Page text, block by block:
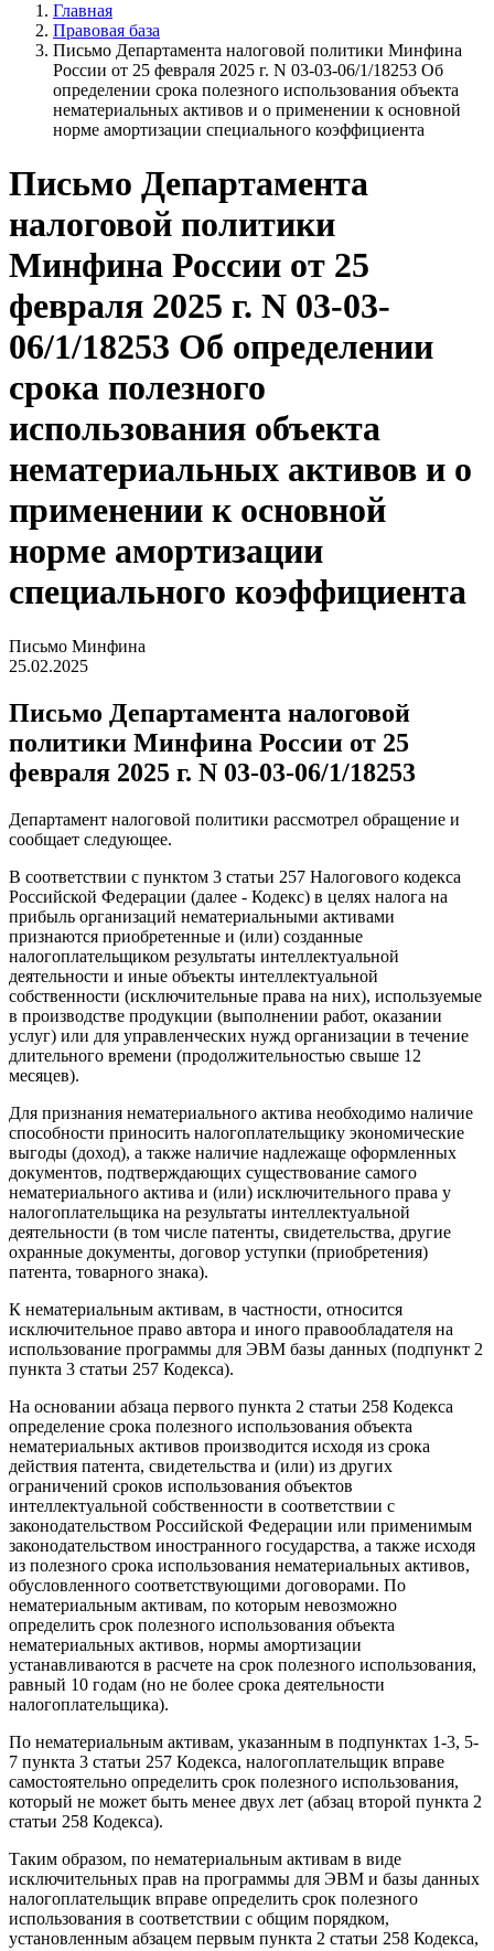
Главная
Правовая база
Письмо Департамента налоговой политики Минфина
России от 25 февраля 2025 г. N 03-03-06/1/18253 Об
определении срока полезного использования объекта
нематериальных активов и о применении к основной
норме амортизации специального коэффициента
Письмо Департамента
налоговой политики
Минфина России от 25
февраля 2025 г. N 03-03-
06/1/18253 Об определении
срока полезного
использования объекта
нематериальных активов и о
применении к основной
норме амортизации
специального коэффициента
Письмо Минфина
25.02.2025
Письмо Департамента налоговой
политики Минфина России от 25
февраля 2025 г. N 03-03-06/1/18253
Департамент налоговой политики рассмотрел обращение и
сообщает следующее.
В соответствии с пунктом 3 статьи 257 Налогового кодекса
Российской Федерации (далее - Кодекс) в целях налога на
прибыль организаций нематериальными активами
признаются приобретенные и (или) созданные
налогоплательщиком результаты интеллектуальной
деятельности и иные объекты интеллектуальной
собственности (исключительные права на них), используемые
в производстве продукции (выполнении работ, оказании
услуг) или для управленческих нужд организации в течение
длительного времени (продолжительностью свыше 12
месяцев).
Для признания нематериального актива необходимо наличие
способности приносить налогоплательщику экономические
выгоды (доход), а также наличие надлежаще оформленных
документов, подтверждающих существование самого
нематериального актива и (или) исключительного права у
налогоплательщика на результаты интеллектуальной
деятельности (в том числе патенты, свидетельства, другие
охранные документы, договор уступки (приобретения)
патента, товарного знака).
К нематериальным активам, в частности, относится
исключительное право автора и иного правообладателя на
использование программы для ЭВМ базы данных (подпункт 2
пункта 3 статьи 257 Кодекса).
На основании абзаца первого пункта 2 статьи 258 Кодекса
определение срока полезного использования объекта
нематериальных активов производится исходя из срока
действия патента, свидетельства и (или) из других
ограничений сроков использования объектов
интеллектуальной собственности в соответствии с
законодательством Российской Федерации или применимым
законодательством иностранного государства, а также исходя
из полезного срока использования нематериальных активов,
обусловленного соответствующими договорами. По
нематериальным активам, по которым невозможно
определить срок полезного использования объекта
нематериальных активов, нормы амортизации
устанавливаются в расчете на срок полезного использования,
равный 10 годам (но не более срока деятельности
налогоплательщика).
По нематериальным активам, указанным в подпунктах 1-3, 5-
7 пункта 3 статьи 257 Кодекса, налогоплательщик вправе
самостоятельно определить срок полезного использования,
который не может быть менее двух лет (абзац второй пункта 2
статьи 258 Кодекса).
Таким образом, по нематериальным активам в виде
исключительных прав на программы для ЭВМ и базы данных
налогоплательщик вправе определить срок полезного
использования в соответствии с общим порядком,
установленным абзацем первым пункта 2 статьи 258 Кодекса,